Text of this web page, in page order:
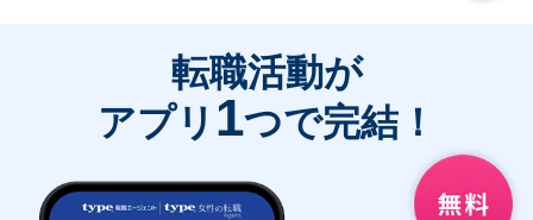
転職活動が
アプリ 1つで完結！